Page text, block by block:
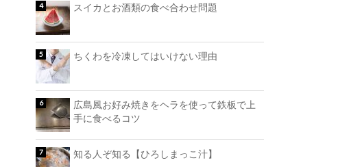
スイカとお酒類の食べ合わせ問題
ちくわを冷凍してはいけない理由
広島風お好み焼きをヘラを使って鉄板で上
手に食べるコツ
知る人ぞ知る【ひろしまっこ汁】